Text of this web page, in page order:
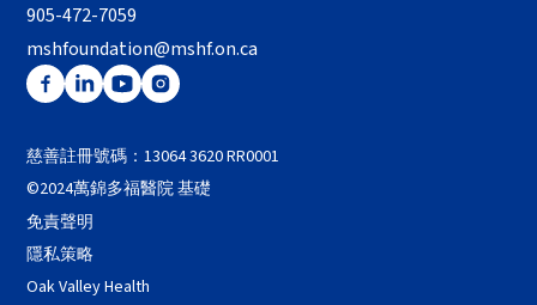
905-472-7059
mshfoundation@mshf.on.ca
慈善註冊號碼：13064 3620 RR0001
©2024萬錦多福醫院 基礎
免責聲明
隱私策略
Oak Valley Health